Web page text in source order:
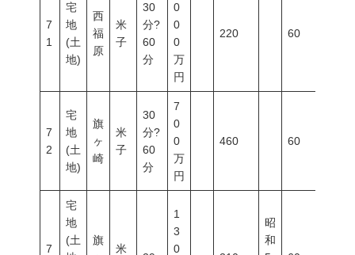
7
1
宅
地
(土
地)
西
福
原
米
子
30
分?
60
分
0
0
0
万
円
220 60
7
2
宅
地
(土
地)
旗
ヶ
崎
米
子
30
分?
60
分
7
0
0
万
円
460 60
7
宅
地
(土
旗
米
1
3
0
昭
和